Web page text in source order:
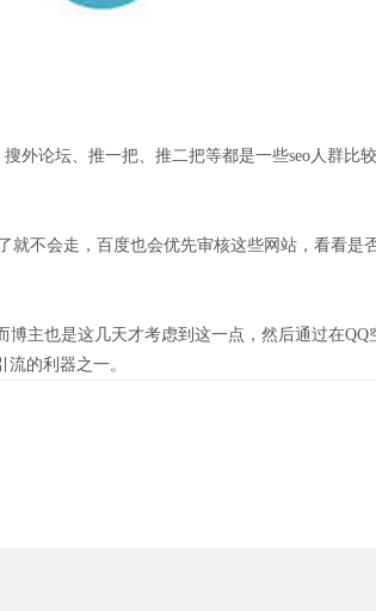
外论坛、推一把、推二把等都是一些seo人群比
不会走，百度也会优先审核这些网站，看看是
主也是这几天才考虑到这一点，然后通过在QQ
的利器之一。